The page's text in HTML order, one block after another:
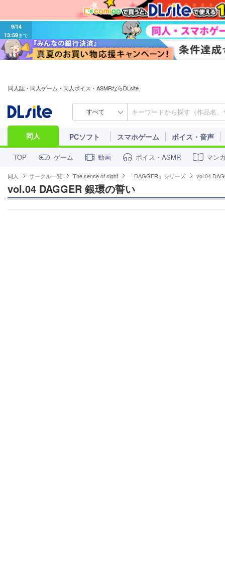
9/14
13:59まで
同人誌・同人ゲーム・同人ボイス・ASMRならDLsite
すべて
同人 PCソフト スマホゲーム ボイス・音声
TOP ゲーム 動画 ボイス・ASMR マン
同人 サークル一覧 The sense of sight 「DAGGER」シリーズ vol.04
vol.04 DAGGER 銀環の誓い